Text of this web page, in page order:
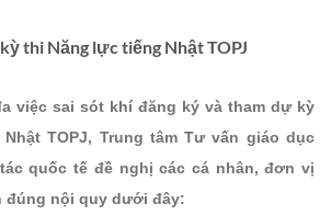
thi Năng lực tiếng Nhật TOPJ
việc sai sót khí đăng ký và tham dự kỳ
TOPJ, Trung tâm Tư vấn giáo dục
quốc tế đề nghị các cá nhân, đơn vị
đúng nội quy dưới đây: